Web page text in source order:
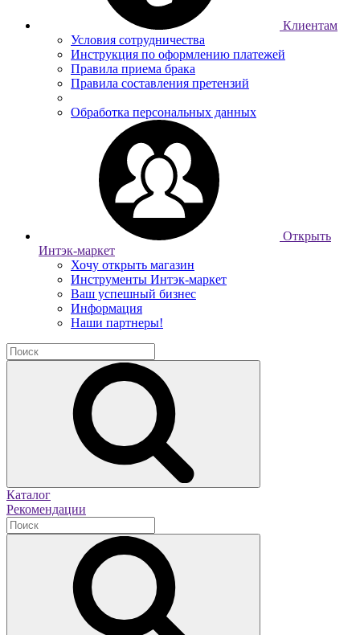
Клиентам
Условия сотрудничества
Инструкция по оформлению платежей
Правила приема брака
Правила составления претензий
Обработка персональных данных
Открыть
Интэк-маркет
Хочу открыть магазин
Инструменты Интэк-маркет
Ваш успешный бизнес
Информация
Наши партнеры!
Каталог
Рекомендации